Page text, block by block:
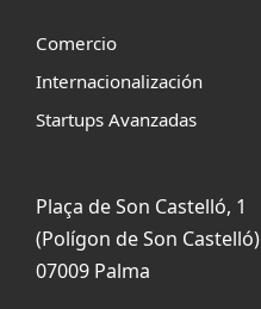
Comercio
Internacionalización
Startups Avanzadas
Plaça de Son Castelló, 1
(Polígon de Son Castelló)
07009 Palma